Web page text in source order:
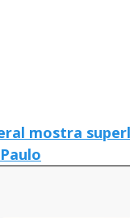
mostra